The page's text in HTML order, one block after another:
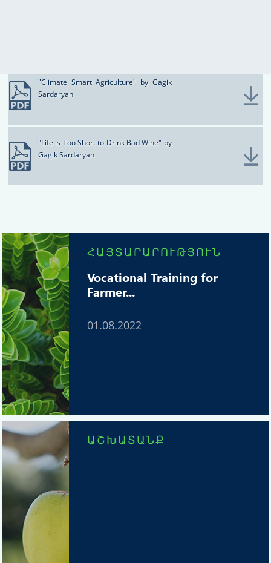
"Climate Smart Agriculture" by Gagik
Sardaryan
"Life is Too Short to Drink Bad Wine" by
Gagik Sardaryan
ՀԱՅՏԱՐԱՐՈՒԹՅՈՒՆ
Vocational Training for
Farmer...
01.08.2022
ԱՇԽԱՏԱՆՔ